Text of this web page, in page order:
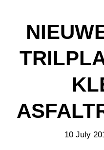
10 July